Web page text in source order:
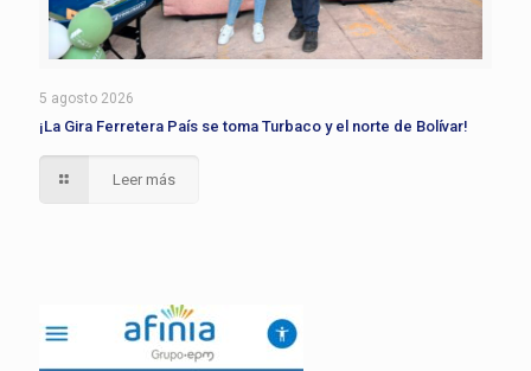
5 agosto 2026
¡La Gira Ferretera País se toma Turbaco y el norte de Bolívar!
Leer más